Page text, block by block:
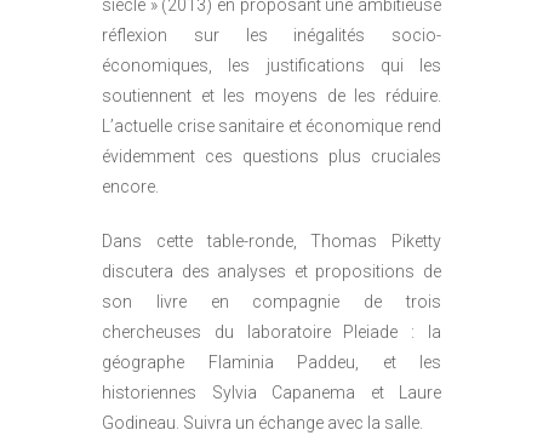
siècle » (2013) en proposant une ambitieuse
réflexion sur les inégalités socio-
économiques, les justifications qui les
soutiennent et les moyens de les réduire.
L’actuelle crise sanitaire et économique rend
évidemment ces questions plus cruciales
encore.
Dans cette table-ronde, Thomas Piketty
discutera des analyses et propositions de
son livre en compagnie de trois
chercheuses du laboratoire Pleiade : la
géographe Flaminia Paddeu, et les
historiennes Sylvia Capanema et Laure
Godineau. Suivra un échange avec la salle.